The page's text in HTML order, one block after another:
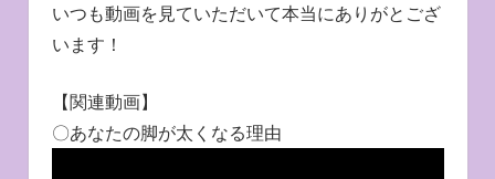
いつも動画を見ていただいて本当にありがとござ
います！
【関連動画】
〇あなたの脚が太くなる理由